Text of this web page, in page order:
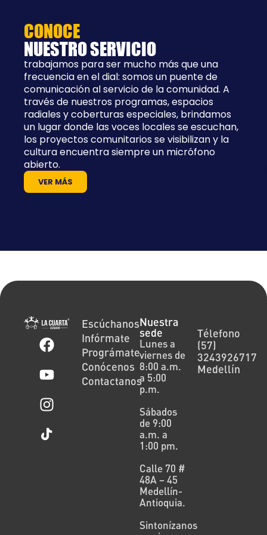
CONOCE
NUESTRO SERVICIO
trabajamos para ser mucho más que una
frecuencia en el dial: somos un puente de
comunicación al servicio de la comunidad. A
través de nuestros programas, espacios
radiales y coberturas especiales, brindamos
un lugar donde las voces locales se escuchan,
los proyectos comunitarios se visibilizan y la
cultura encuentra siempre un micrófono
abierto.
VER MÁS
Escúchanos
Infórmate
Prográmate
Conócenos
Contactanos
Nuestra
sede
Lunes a
viernes de
8:00 a.m.
a 5:00
p.m.
Sábados
de 9:00
a.m. a
1:00 pm.
Calle 70 #
48A – 45
Medellín-
Antioquia.
Sintonízanos
Télefono
(57)
3243926717
Medellín